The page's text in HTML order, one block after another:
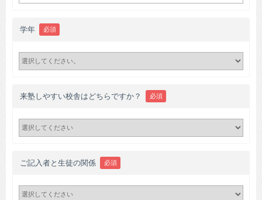
学年 必須
来塾しやすい校舎はどちらですか？ 必須
ご記入者と生徒の関係 必須